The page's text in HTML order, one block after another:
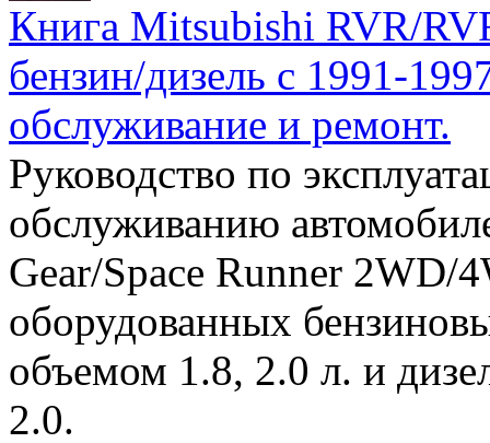
Книга Mitsubishi RVR/
бензин/дизель с 1991-
обслуживание и ремонт.
Руководство по
обслуживанию
Gear/Space Runner 2WD/
оборудованных
объемом 1.8, 2.0 л. и
2.0.